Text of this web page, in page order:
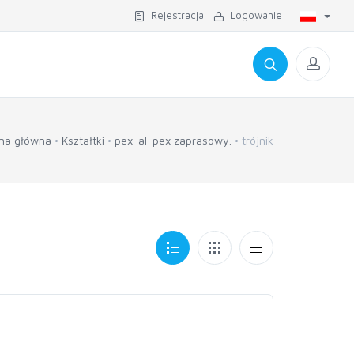
Rejestracja Logowanie
główna Kształtki pex-al-pex zaprasowy. trójnik